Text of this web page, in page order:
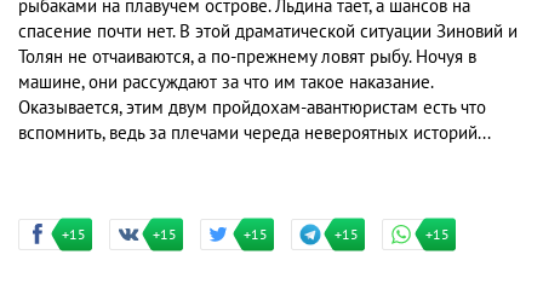
рыбаками на плавучем острове. Льдина тает, а шансов на
спасение почти нет. В этой драматической ситуации Зиновий и
Толян не отчаиваются, а по-прежнему ловят рыбу. Ночуя в
машине, они рассуждают за что им такое наказание.
Оказывается, этим двум пройдохам-авантюристам есть что
вспомнить, ведь за плечами череда невероятных историй...
+15 +15 +15 +15 +15